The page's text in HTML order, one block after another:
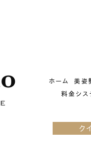
ホーム 美姿
料金シス
ク